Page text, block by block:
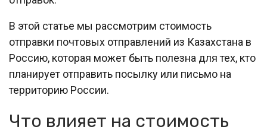
В этой статье мы рассмотрим стоимость
отправки почтовых отправлений из Казахстана в
Россию, которая может быть полезна для тех, кто
планирует отправить посылку или письмо на
территорию России.
Что влияет на стоимость